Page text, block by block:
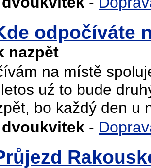
odpočíváte
nazpět
na místě
uź to bude
bo každý den u
dvoukvitek -